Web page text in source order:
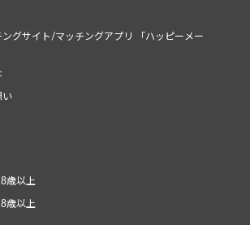
グサイト/マッチングアプリ 「ハッピーメー
い
歳以上
歳以上